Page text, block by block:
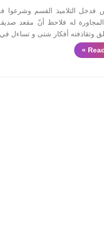
فدخل التلاميذ القسم
له فلاحظ أنّ مقعد
وتقاذفته أفكار شتى و تساءل في